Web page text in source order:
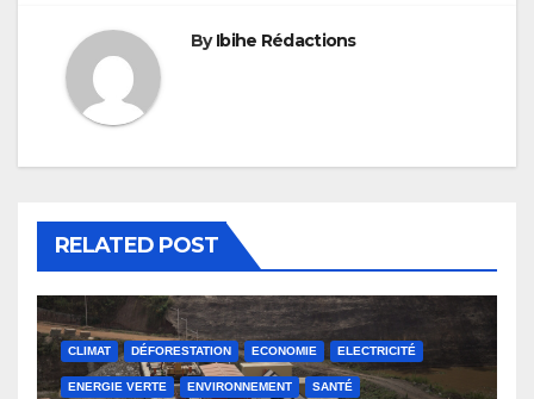
ByIbihe Rédactions
RELATED POST
CLIMAT DÉFORESTATION ECONOMIE ELECTRICITÉ
ENERGIE VERTE ENVIRONNEMENT SANTÉ